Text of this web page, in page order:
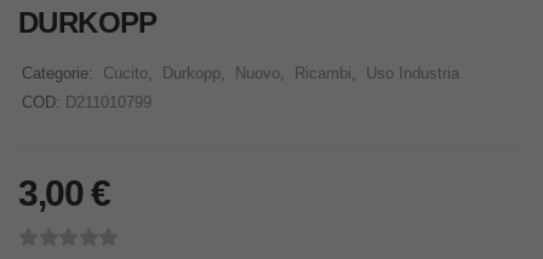
DURKOPP
Categorie: Cucito, Durkopp, Nuovo, Ricambi,
Uso Industria
COD: D211010799
3,00€